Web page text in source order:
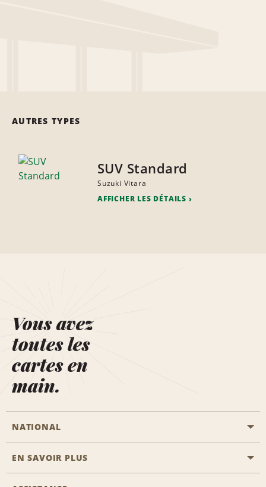
AUTRES TYPES
SUV Standard
Suzuki Vitara
AFFICHER LES DÉTAILS
Vous avez
toutes les
cartes en
main.
NATIONAL
Passer une réservation
EN SAVOIR PLUS